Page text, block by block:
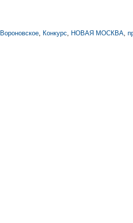
Вороновское Конкурс НОВАЯ МОСКВА